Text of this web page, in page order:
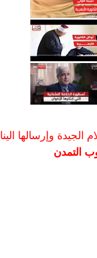
وإرسالها الينا
التمدن